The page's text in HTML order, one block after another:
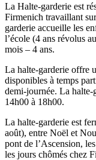
La Halte-garderie est
Firmenich travaillant
garderie accueille les
l’école (4 ans révolus
mois – 4 ans.
La halte-garderie offre
disponibles à temps
demi-journée. La halte-
14h00 à 18h00.
La halte-garderie est
août), entre Noël et
pont de l’Ascension,
les jours chômés chez